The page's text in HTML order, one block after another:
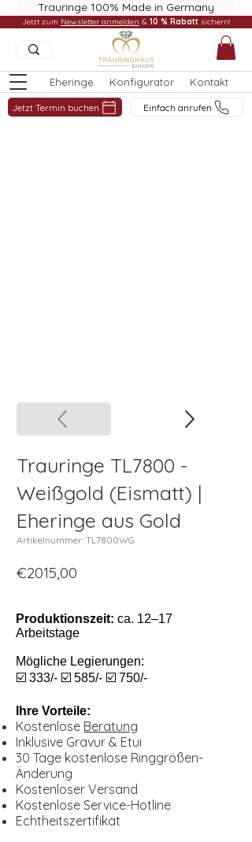
Trauringe 100% Made in Germany
Eheringe Konfigurator Kontakt
Jetzt Termin buchen Einfach anrufen
Jetzt zum Newsletter anmelden & 10 % Rabatt sichern!
Trauringe TL7800 -
Weißgold (Eismatt) |
Eheringe aus Gold
Artikelnummer: TL7800WG
€2015,00
Produktionszeit: ca. 12–17
Arbeitstage
Mögliche Legierungen:
☑️ 333/- ☑️ 585/- ☑️ 750/-
Ihre Vorteile:
Kostenlose Beratung
Inklusive Gravur & Etui
30 Tage kostenlose Ringgrößen-
Änderung
Kostenloser Versand
Kostenlose Service-Hotline
Echtheitszertifikat